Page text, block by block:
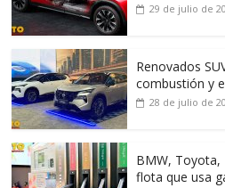
29 de julio de
Renovados
combustión y
28 de julio de
BMW, Toyota,
flota que usa